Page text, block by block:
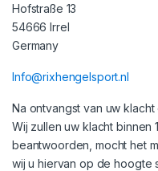
Hofstraße 13
54666 Irrel
Germany
Info@rixhengelsport.nl
Na ontvangst van uw
Wij zullen uw klacht binnen
beantwoorden, mocht het
wij u hiervan op de hoogte